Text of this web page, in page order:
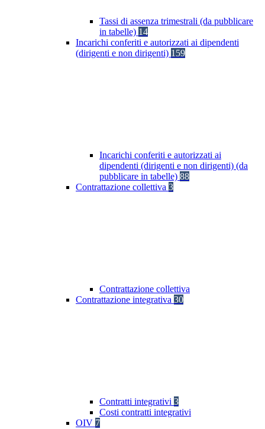
Tassi di assenza trimestrali (da pubblicare
in tabelle) 14
Incarichi conferiti e autorizzati ai dipendenti
(dirigenti e non dirigenti) 159
Incarichi conferiti e autorizzati ai
dipendenti (dirigenti e non dirigenti) (da
pubblicare in tabelle) 88
Contrattazione collettiva 3
Contrattazione collettiva
Contrattazione integrativa 30
Contratti integrativi 3
Costi contratti integrativi
OIV 7